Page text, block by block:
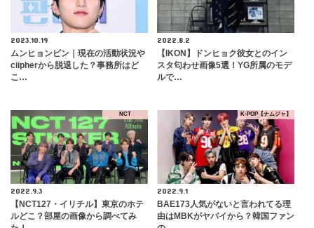
2023.10.19
ムンヒョンビン｜現在の活動状況や
ciipherから脱退した？事務所はど
こ…
2022.8.2
【IKON】ドンヒョク彼女とのイン
スタ匂わせ画像5選！YG所属のモデ
ルで…
NCT
2022.9.3
【NCT127・イリチル】東京のホテ
ルどこ？部屋の画像から調べてみ
K-POP【ナムジャ】
2022.9.1
BAE173人気がないと言われてる理
由はMBKがヤバイから？韓国ファン